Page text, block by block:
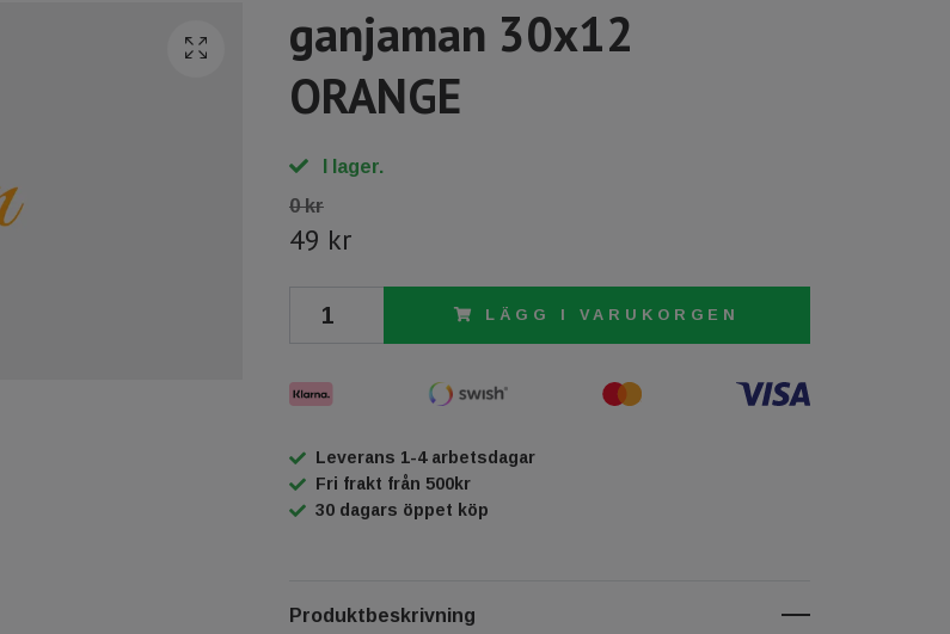
ganjaman 30x12
ORANGE
I lager.
0 kr
49 kr
LÄGG I VARUKORGEN
Leverans 1-4 arbetsdagar
Fri frakt från 500kr
30 dagars öppet köp
Produktbeskrivning